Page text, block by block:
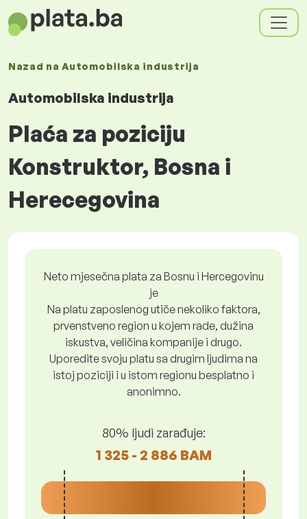
Nazad naAutomobilska industrija
Automobilska industrija
Plaća za poziciju
Konstruktor, Bosna i
Herecegovina
Neto mjesečna plata za Bosnu i Hercegovinu
je
Na platu zaposlenog utiče nekoliko faktora,
prvenstveno region u kojem rade, dužina
iskustva, veličina kompanije i drugo.
Uporedite svoju platu sa drugim ljudima na
istoj poziciji i u istom regionu besplatno i
anonimno.
80% ljudi zarađuje:
1 325 - 2 886 BAM